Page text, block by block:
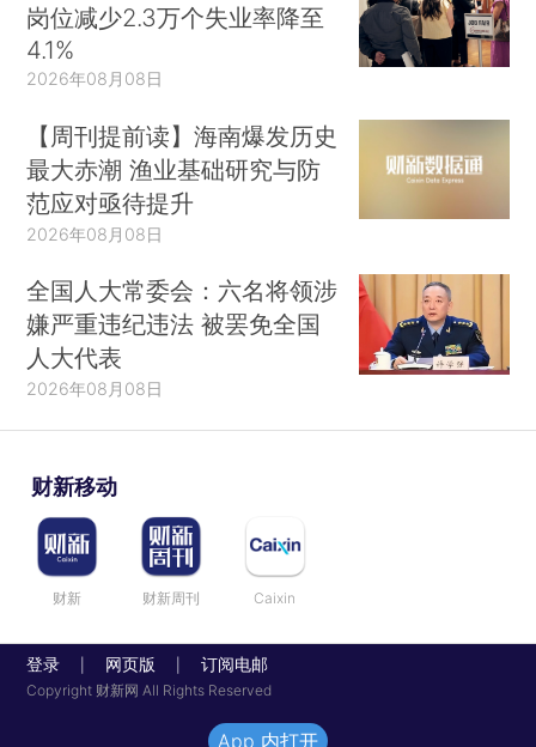
岗位减少2.3万个失业率降至
4.1%
2026年08月08日
【周刊提前读】海南爆发历史
最大赤潮 渔业基础研究与防
范应对亟待提升
2026年08月08日
全国人大常委会：六名将领涉
嫌严重违纪违法 被罢免全国
人大代表
2026年08月08日
财新移动
财新 财新周刊 Caixin
登录 网页版 订阅电邮
Copyright 财新网 All Rights Reserved
App 内打开